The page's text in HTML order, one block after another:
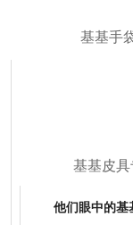
基基手
基基皮
他们眼中的基